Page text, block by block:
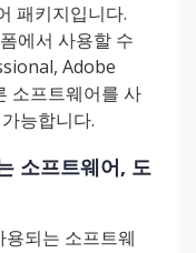
패키지입니다.
에서 사용할 수
Adobe
소프트웨어를 사
능합니다.
소프트웨어, 도
용되는 소프트웨